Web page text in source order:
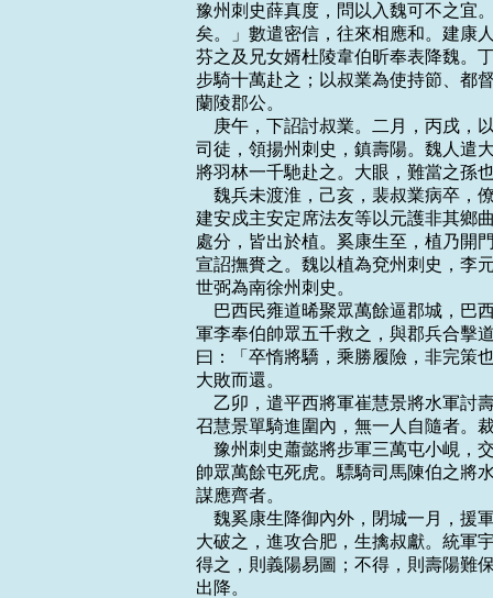
豫州刺史薛真度，問以入魏可不之宜
矣。」數遣密信，往來相應和。建康
芬之及兄女婿杜陵韋伯昕奉表降魏。
步騎十萬赴之；以叔業為使持節、都
蘭陵郡公。
庚午，下詔討叔業。二月，丙戌
司徒，領揚州刺史，鎮壽陽。魏人遣
將羽林一千馳赴之。大眼，難當之孫
魏兵未渡淮，己亥，裴叔業病卒
建安戍主安定席法友等以元護非其鄉
處分，皆出於植。奚康生至，植乃開
宣詔撫賚之。魏以植為兗州刺史，李
世弼為南徐州刺史。
巴西民雍道晞聚眾萬餘逼郡城，
軍李奉伯帥眾五千救之，與郡兵合擊
曰：「卒惰將驕，乘勝履險，非完策
大敗而還。
乙卯，遣平西將軍崔慧景將水軍
召慧景單騎進圍內，無一人自隨者。
豫州刺史蕭懿將步軍三萬屯小峴
帥眾萬餘屯死虎。驃騎司馬陳伯之將
謀應齊者。
魏奚康生降御內外，閉城一月，
大破之，進攻合肥，生擒叔獻。統軍
得之，則義陽易圖；不得，則壽陽難
出降。